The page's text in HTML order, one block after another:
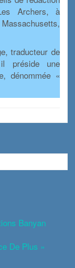
Archers, à
traducteur de
préside une
dénommée «
Banyan
De Plus »